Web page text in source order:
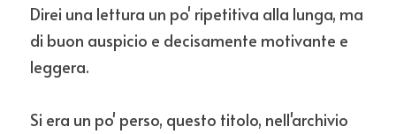
Direi una lettura un po' ripetitiva alla lunga, ma
di buon auspicio e decisamente motivante e
leggera.
Si era un po' perso, questo titolo, nell'archivio